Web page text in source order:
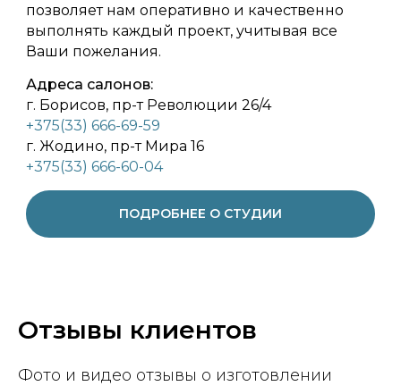
позволяет нам оперативно и качественно
выполнять каждый проект, учитывая все
Ваши пожелания.
Адреса салонов:
г. Борисов, пр-т Революции 26/4
+375(33) 666-69-59
г. Жодино, пр-т Мира 16
+375(33) 666-60-04
ПОДРОБНЕЕ О СТУДИИ
Отзывы клиентов
Фото и видео отзывы о изготовлении